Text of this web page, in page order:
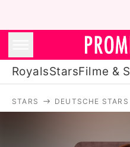
RoyalsStarsFilme &
STARS DEUTSCHE STARS